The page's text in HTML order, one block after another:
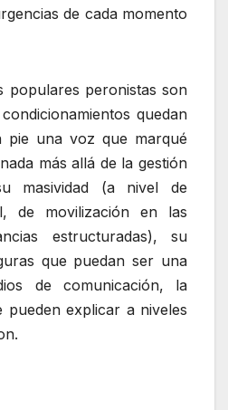
de cada momento
populares peronistas son
quedan
una voz que marqué
más allá de la gestión
masividad (a nivel de
de movilización en las
estructuradas), su
que puedan ser una
de comunicación, la
pueden explicar a niveles